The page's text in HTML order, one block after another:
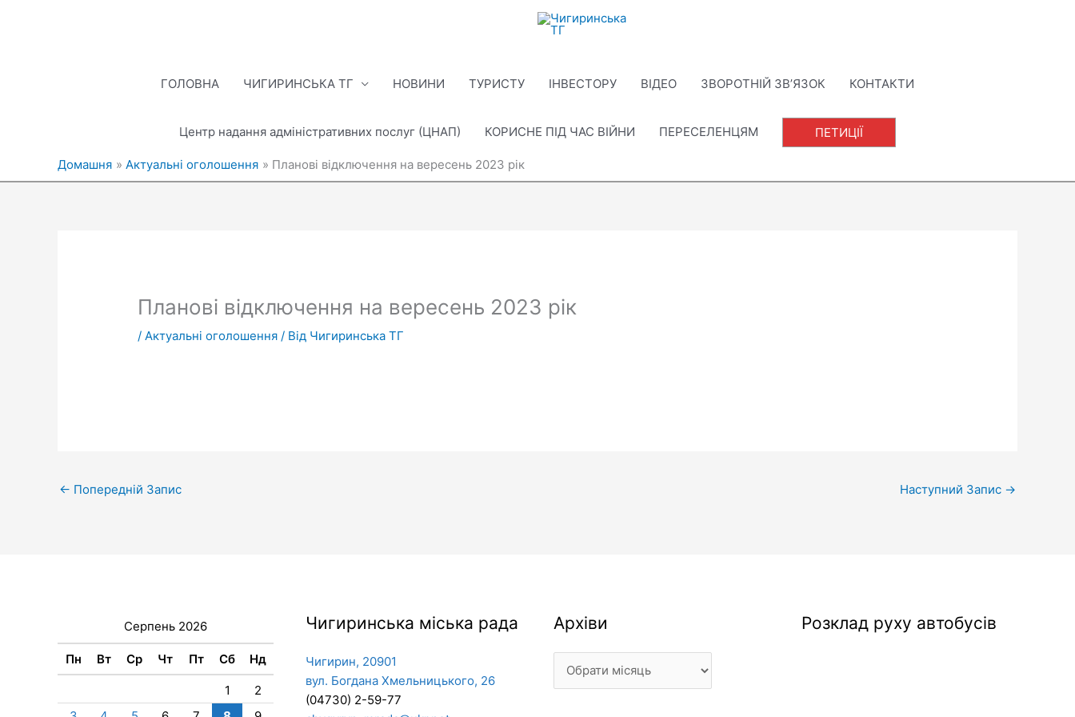
ГОЛОВНА ЧИГИРИНСЬКА ТГ НОВИНИ ТУРИСТУ ІНВЕСТОРУ ВІДЕО ЗВОРОТНІЙ ЗВ’ЯЗОК КОНТАКТИ
Центр надання адміністративних послуг (ЦНАП) КОРИСНЕ ПІД ЧАС ВІЙНИ ПЕРЕСЕЛЕНЦЯМ ПЕТИЦІЇ
Домашня Актуальні оголошення Планові відключення на вересень 2023 рік
Планові відключення на вересень 2023 рік
/Актуальні оголошення / Від Чигиринська ТГ
← Попередній Запис Наступний Запис →
Серпень 2026
Пн Вт Ср Чт Пт Сб Нд
1
2
Чигиринська міська рада
Чигирин, 20901
вул. Богдана Хмельницького, 26
(04730) 2-59-77
Архіви
Архіви Розклад руху автобусів